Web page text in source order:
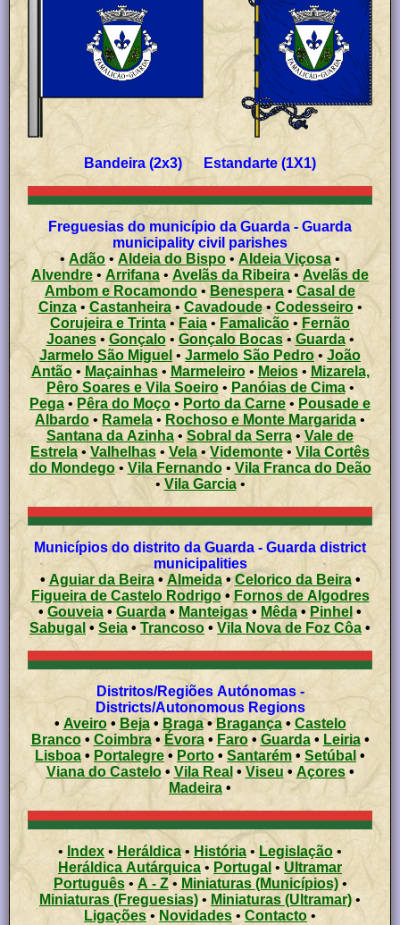
Bandeira (2x3) Estandarte (1X1)
Freguesias do município da Guarda - Guarda
municipality civil parishes
• Adão• Aldeia do Bispo • Aldeia Viçosa•
Alvendre • Arrifana • Avelãs da Ribeira • Avelãs de
Ambom e Rocamondo • Benespera • Casal de
Cinza • Castanheira• Cavadoude• Codesseiro•
Corujeira e Trinta • Faia •Famalicão• Fernão
Joanes• Gonçalo• Gonçalo Bocas•Guarda•
Jarmelo São Miguel • Jarmelo São Pedro• João
Antão• Maçainhas• Marmeleiro • Meios• Mizarela,
Pêro Soares e Vila Soeiro • Panóias de Cima•
Pega • Pêra do Moço • Porto da Carne • Pousade e
Albardo • Ramela•Rochoso e Monte Margarida •
Santana da Azinha• Sobral da Serra • Vale de
Estrela• Valhelhas • Vela •Videmonte• Vila Cortês
do Mondego• Vila Fernando• Vila Franca do Deão
• Vila Garcia •
Municípios do distrito da Guarda - Guarda district
municipalities
• Aguiar da Beira•Almeida•Celorico da Beira•
Figueira de Castelo Rodrigo• Fornos de Algodres
• Gouveia• Guarda • Manteigas • Mêda• Pinhel •
Sabugal • Seia • Trancoso • Vila Nova de Foz Côa •
Distritos/Regiões Autónomas -
Districts/Autonomous Regions
• Aveiro• Beja• Braga•Bragança• Castelo
Branco• Coimbra• Évora• Faro• Guarda• Leiria•
Lisboa • Portalegre• Porto • Santarém • Setúbal •
Viana do Castelo• Vila Real • Viseu •Açores •
Madeira •
• Index • Heráldica• História • Legislação •
Heráldica Autárquica• Portugal • Ultramar
Português• A - Z• Miniaturas (Municípios)•
Miniaturas (Freguesias)• Miniaturas (Ultramar)•
Ligações•Novidades •Contacto •